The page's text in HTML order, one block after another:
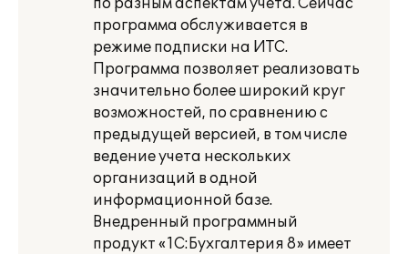
по разным аспектам учета. Сейчас
программа обслуживается в
режиме подписки на ИТС.
Программа позволяет реализовать
значительно более широкий круг
возможностей, по сравнению с
предыдущей версией, в том числе
ведение учета нескольких
организаций в одной
информационной базе.
Внедренный программный
продукт «1С:Бухгалтерия 8» имеет